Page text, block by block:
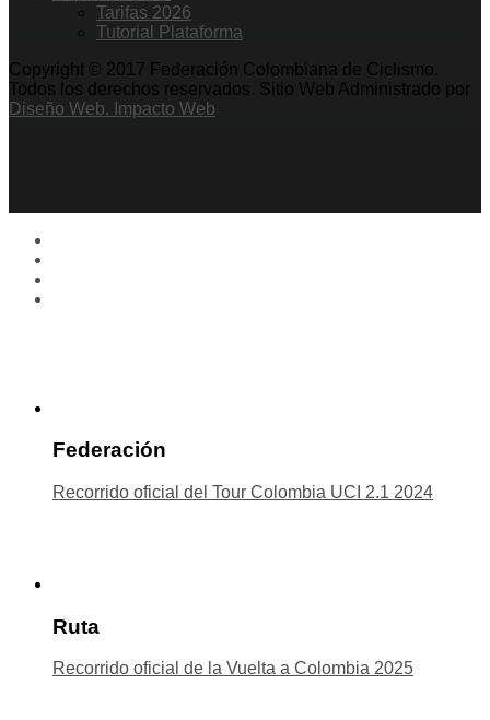
Tarifas 2026
Tutorial Plataforma
Copyright © 2017 Federación Colombiana de Ciclismo.
Todos los derechos reservados. Sitio Web Administrado por
Diseño Web. Impacto Web
Federación
Recorrido oficial del Tour Colombia UCI 2.1 2024
Ruta
Recorrido oficial de la Vuelta a Colombia 2025